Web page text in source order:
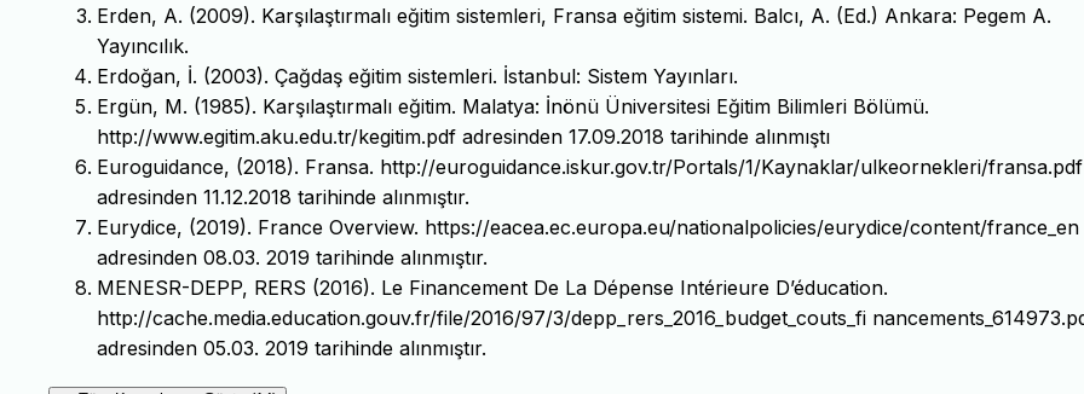
Erden, A. (2009). Karşılaştırmalı eğitim sistemleri, Fransa eğitim sistemi. Balcı, A. (Ed.) Ankara: Pegem A.
Yayıncılık.
Erdoğan, İ. (2003). Çağdaş eğitim sistemleri. İstanbul: Sistem Yayınları.
Ergün, M. (1985). Karşılaştırmalı eğitim. Malatya: İnönü Üniversitesi Eğitim Bilimleri Bölümü.
http://www.egitim.aku.edu.tr/kegitim.pdf adresinden 17.09.2018 tarihinde alınmıştı
Euroguidance, (2018). Fransa. http://euroguidance.iskur.gov.tr/Portals/1/Kaynaklar/ulkeornekleri/fransa.pdf
adresinden 11.12.2018 tarihinde alınmıştır.
Eurydice, (2019). France Overview. https://eacea.ec.europa.eu/nationalpolicies/eurydice/content/france_en
adresinden 08.03. 2019 tarihinde alınmıştır.
MENESR-DEPP, RERS (2016). Le Financement De La Dépense Intérieure D’éducation.
http://cache.media.education.gouv.fr/file/2016/97/3/depp_rers_2016_budget_couts_fi
adresinden 05.03. 2019 tarihinde alınmıştır.